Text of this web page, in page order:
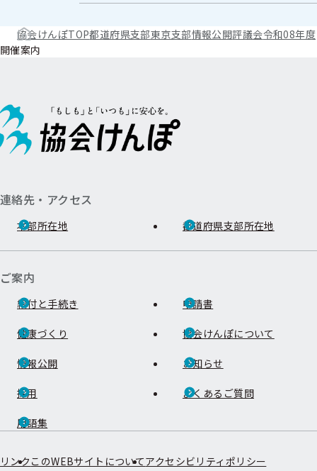
協会けんぽTOP都道府県支部東京支部情報公開評議会令和08年度
開催案内
連絡先・アクセス
本部所在地 都道府県支部所在地
ご案内
給付と手続き 申請書
健康づくり 協会けんぽについて
情報公開 お知らせ
採用 よくあるご質問
用語集
リンク このWEBサイトについてアクセシビリティポリシー